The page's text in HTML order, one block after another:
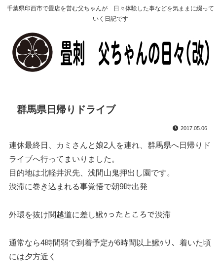
千葉県印西市で畳店を営む父ちゃんが 日々体験した事などを気ままに綴って
いく日記です
群馬県日帰りドライブ
2017.05.06
連休最終日、カミさんと娘2人を連れ、群馬県へ日帰りド
ライブへ行ってまいりました。
目的地は北軽井沢先、浅間山鬼押出し園です。
渋滞に巻き込まれる事覚悟で朝9時出発
外環を抜け関越道に差し鰍ｩったところで渋滞
通常なら4時間弱で到着予定が6時間以上鰍ｩり、着いた頃
には夕方近く